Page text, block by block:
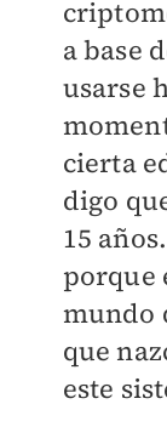
a base
usarse
cierta
digo
15
porque
mundo
que
este